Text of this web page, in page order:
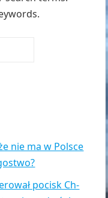
nie ma w Polsce
pocisk Ch-